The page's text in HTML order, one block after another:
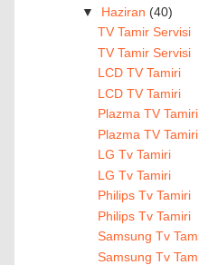
▼ Haziran (40)
TV Tamir Servisi
TV Tamir Servisi
LCD TV Tamiri
LCD TV Tamiri
Plazma TV Tamiri
Plazma TV Tamiri
LG Tv Tamiri
LG Tv Tamiri
Philips Tv Tamiri
Philips Tv Tamiri
Samsung Tv
Samsung Tv